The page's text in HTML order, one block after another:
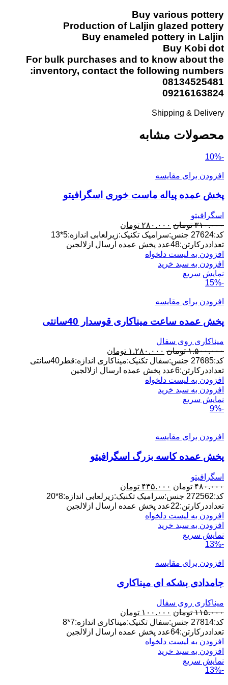
Buy various pottery
Production of Laljin glazed pottery
Buy enameled pottery in Laljin
Buy Kobi dot
For bulk purchases and to know about the
inventory, contact the following numbers:
08134525481
09216163824
Shipping & Delivery
محصولات مشابه
-10%
افزودن برای مقایسه
پخش عمده پیاله ماست خوری اسگرافیتو
اسگرافیتو
۳۱۰.۰۰۰ تومان قیمت
اصلی:
۳۱۰.۰۰۰ تومان
بود.
۲۸۰.۰۰۰ تومان
فعلی:
۲۸۰.۰۰۰ تومان.
کد:27624 جنس:سرامیک تکنیک:زیرلعابی اندازه:5*13
تعداددرکارتن:48عدد پخش عمده ارسال ازلالجین
افزودن به لیست دلخواه
افزودن به سبد خرید
نمایش سریع
-15%
افزودن برای مقایسه
پخش عمده ساعت میناکاری قوسدار 40سانتی
میناکاری روی سفال
۱.۵۰۰.۰۰۰ تومان قیمت
اصلی:
۱.۵۰۰.۰۰۰ تومان
بود.
۱.۲۸۰.۰۰۰ تومان
فعلی:
۱.۲۸۰.۰۰۰ تومان.
کد:27685 جنس:سفال تکنیک:میناکاری اندازه:قطر40سانتی
تعداددرکارتن:6عدد پخش عمده ارسال ازلالجین
افزودن به لیست دلخواه
افزودن به سبد خرید
نمایش سریع
-9%
افزودن برای مقایسه
پخش عمده کاسه بزرگ اسگرافیتو
اسگرافیتو
۴۸۰.۰۰۰ تومان قیمت
اصلی:
۴۸۰.۰۰۰ تومان
بود.
۴۳۵.۰۰۰ تومان
فعلی:
۴۳۵.۰۰۰ تومان.
کد:272562 جنس:سرامیک تکنیک:زیرلعابی اندازه:8*20
تعداددرکارتن:22عدد پخش عمده ارسال ازلالجین
افزودن به لیست دلخواه
افزودن به سبد خرید
نمایش سریع
-13%
افزودن برای مقایسه
جامدادی بشکه ای میناکاری
میناکاری روی سفال
۱۱۵.۰۰۰ تومان قیمت
اصلی:
۱۱۵.۰۰۰ تومان
بود.
۱۰۰.۰۰۰ تومان
فعلی:
۱۰۰.۰۰۰ تومان.
کد:27814 جنس:سفال تکنیک:میناکاری اندازه:7*8
تعداددرکارتن:64عدد پخش عمده ارسال ازلالجین
افزودن به لیست دلخواه
افزودن به سبد خرید
نمایش سریع
-13%